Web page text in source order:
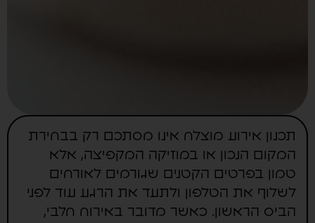
תכנון אירוע מוצלח אינו מסתכם רק בבחירת
המקום הנכון או במוזיקה המקפיצה, אלא
טמון בפרטים הקטנים שגורמים לאורחים
לשלוף את הטלפון ולתעד את הרגע עוד לפני
הביס הראשון. כאשר מדובר באירוח חלבי,